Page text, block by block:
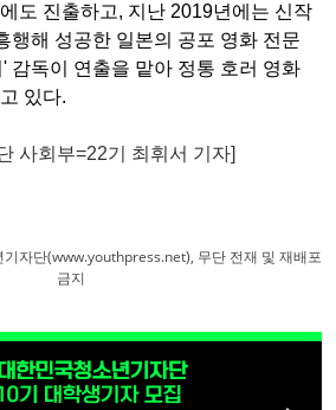
도 진출하고, 지난 2019년에는 신작
행해 성공한 일본의 공포 영화 전문
감독이 연출을 맡아 정통 호러 영화
있다.
사회부=22기 최휘서 기자]
자단(www.youthpress.net), 무단 전재 및 재배포
금지